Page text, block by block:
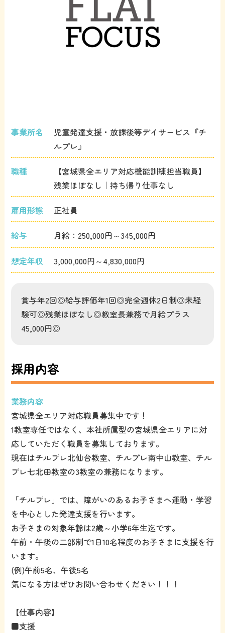
事業所名
児童発達支援・放課後等デイサービス『チ
ルプレ』
職種
【宮城県全エリア対応機能訓練担当職員】
残業ほぼなし｜持ち帰り仕事なし
雇用形態 正社員
給与 月給：250,000円～345,000円
想定年収 3,000,000円～4,830,000円
賞与年2回◎給与評価年1回◎完全週休2日制◎未経
験可◎残業ほぼなし◎教室長兼務で月給プラス
45,000円◎
採用内容
業務内容
宮城県全エリア対応職員募集中です！
1教室専任ではなく、本社所属型の宮城県全エリアに対
応していただく職員を募集しております。
現在はチルプレ北仙台教室、チルプレ南中山教室、チル
プレ七北田教室の3教室の兼務になります。
「チルプレ」では、障がいのあるお子さまへ運動・学習
を中心とした発達支援を行います。
お子さまの対象年齢は2歳～小学6年生迄です。
午前・午後の二部制で1日10名程度のお子さまに支援を行
います。
(例)午前5名、午後5名
気になる方はぜひお問い合わせください！！！
【仕事内容】
■支援